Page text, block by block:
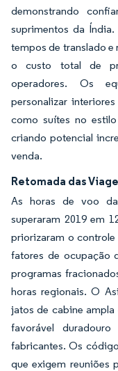
demonstrando
suprimentos da
tempos de translado
o custo total de
operadores. Os
personalizar
como suítes no
criando potencial
venda.
Retomada das
As horas de voo da
superaram 2019 em
priorizaram o
fatores de ocupação
programas
horas regionais. O
jatos de cabine
favorável
fabricantes. Os
que exigem reuniões